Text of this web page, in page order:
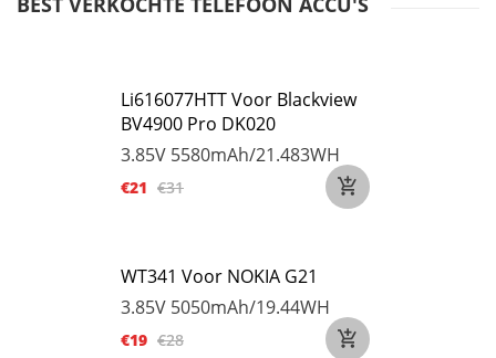
Li616077HTT Voor Blackview
BV4900 Pro DK020
3.85V 5580mAh/21.483WH
€21 €31
WT341 Voor NOKIA G21
3.85V 5050mAh/19.44WH
€19 €28